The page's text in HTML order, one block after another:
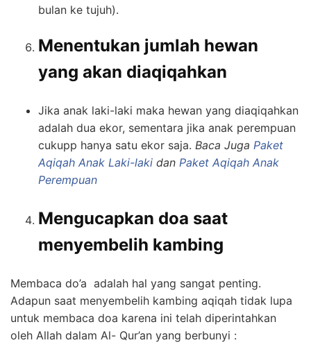
bulan ke tujuh).
Menentukan jumlah hewan
yang akan diaqiqahkan
Jika anak laki-laki maka hewan yang diaqiqahkan
adalah dua ekor, sementara jika anak perempuan
cukupp hanya satu ekor saja. Baca Juga Paket
Aqiqah Anak Laki-laki dan Paket Aqiqah Anak
Perempuan
Mengucapkan doa saat
menyembelih kambing
Membaca do’a adalah hal yang sangat penting.
Adapun saat menyembelih kambing aqiqah tidak lupa
untuk membaca doa karena ini telah diperintahkan
oleh Allah dalam Al- Qur’an yang berbunyi :